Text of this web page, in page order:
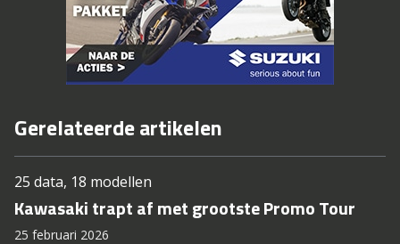
Gerelateerde artikelen
25 data, 18 modellen
Kawasaki trapt af met grootste Promo Tour
25 februari 2026